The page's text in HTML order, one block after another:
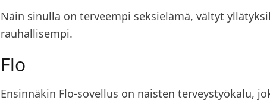
Näin sinulla on terveempi seksielämä, vältyt
rauhallisempi.
Flo
Ensinnäkin Flo-sovellus on naisten terveystyökalu,